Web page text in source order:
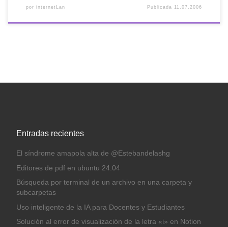
por internetLan Publicada 11.07.2006
Entradas recientes
El síndrome amapola alta de @Estebandelashg
Editores de pdf en ubuntu 24.04
Búsqueda por terminal de un archivo en una carpeta y
subcarpetas
Uso inteligente de la IA para Docentes y Estudiantes
Solución al error de visualización de la letra «i» en Notion